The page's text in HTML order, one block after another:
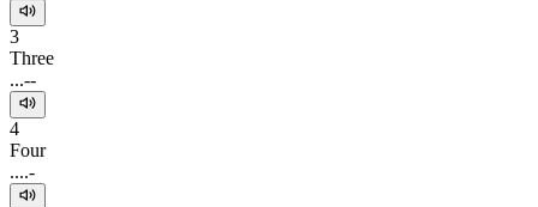
3
Three
...--
4
Four
....-